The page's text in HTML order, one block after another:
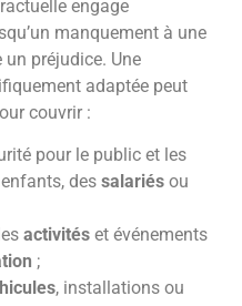
engage
manquement à une
préjudice. Une
adaptée peut
couvrir :
pour le public et les
des salariés ou
activités et événements
;
, installations ou